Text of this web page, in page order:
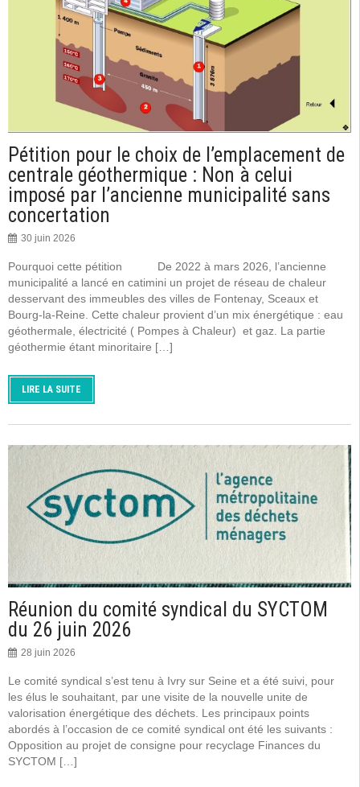
Pétition pour le choix de l’emplacement de
centrale géothermique : Non à celui
imposé par l’ancienne municipalité sans
concertation
30 juin 2026
Pourquoi cette pétition De 2022 à mars 2026, l’ancienne
municipalité a lancé en catimini un projet de réseau de chaleur
desservant des immeubles des villes de Fontenay, Sceaux et
Bourg-la-Reine. Cette chaleur provient d’un mix énergétique : eau
géothermale, électricité ( Pompes à Chaleur) et gaz. La partie
géothermie étant minoritaire […]
LIRE LA SUITE
Réunion du comité syndical du SYCTOM
du 26 juin 2026
28 juin 2026
Le comité syndical s’est tenu à Ivry sur Seine et a été suivi, pour
les élus le souhaitant, par une visite de la nouvelle unite de
valorisation énergétique des déchets. Les principaux points
abordés à l’occasion de ce comité syndical ont été les suivants :
Opposition au projet de consigne pour recyclage Finances du
SYCTOM […]